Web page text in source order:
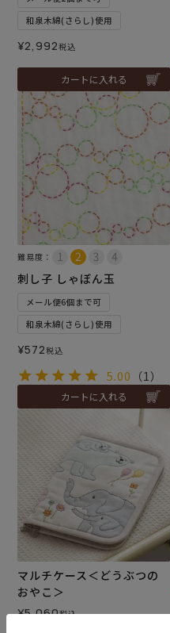
和泉木綿(さらし)使用
¥2,992税込
カートに入れる
難易度：
刺し子 しゃぼん玉
メール便6個まで可
和泉木綿(さらし)使用
¥572税込
5.00 （1）
カートに入れる
マルチケース＜どうぶつの
おやこ＞
¥5,060税込